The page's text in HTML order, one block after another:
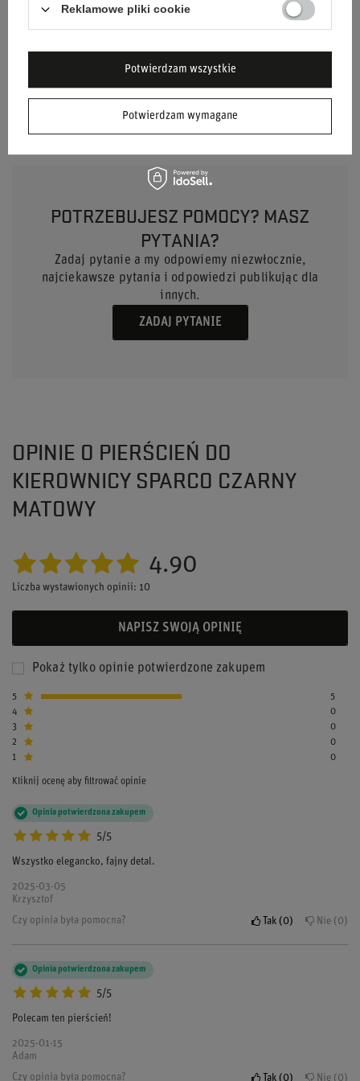
Płeć Unisex
Marka Sparco
Materiał Aluminium
POTRZEBUJESZ POMOCY? MASZ
PYTANIA?
Zadaj pytanie a my odpowiemy niezwłocznie,
najciekawsze pytania i odpowiedzi publikując dla
innych.
ZADAJ PYTANIE
OPINIE O PIERŚCIEŃ DO
KIEROWNICY SPARCO CZARNY
MATOWY
4.90
Liczba wystawionych opinii: 10
NAPISZ SWOJĄ OPINIĘ
Pokaż tylko opinie potwierdzone zakupem
5
5
4
0
3
0
2
0
1
0
Kliknij ocenę aby filtrować opinie
5/5
Opinia potwierdzona zakupem
Wszystko elegancko, fajny detal.
2025-03-05
Krzysztof
Czy opinia była pomocna?
Tak 0 Nie 0
5/5
Opinia potwierdzona zakupem
Polecam ten pierścień!
2025-01-15
Adam
Czy opinia była pomocna?
Tak 0 Nie 0
Reklamowe pliki cookie
Potwierdzam wymagane
Potwierdzam wszystkie